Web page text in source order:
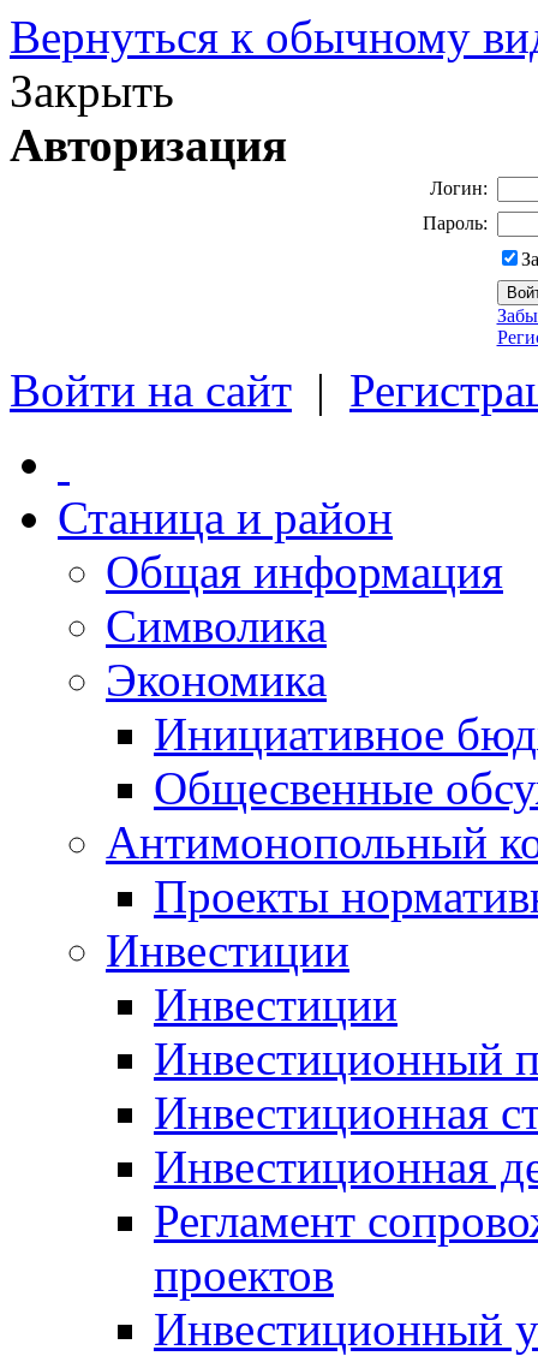
Вернуться к обычному
Закрыть
Авторизация
Логин:
Пароль:
Войти на сайт |
Станица и район
Общая информация
Символика
Экономика
Инициативное
Общесвенные
Антимонопольный
Проекты
Инвестиции
Инвестиции
Инвестиционный
Инвестиционная
Инвестиционная
Регламент
проектов
Инвестиционный